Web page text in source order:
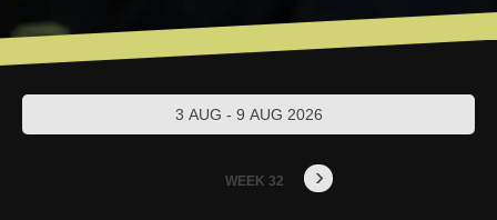
3 AUG - 9 AUG 2026
WEEK 32 ›